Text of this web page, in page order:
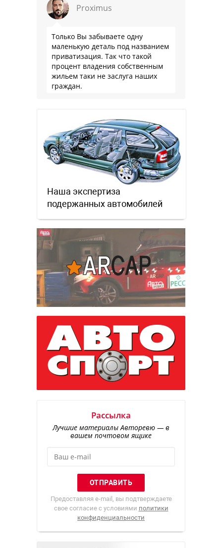
Proximus
Только Вы забываете одну
маленькую деталь под названием
приватизация. Так что такой
процент владения собственным
жильем таки не заслуга наших
граждан.
Наша экспертиза
подержанных автомобилей
Рассылка
Лучшие материалы Авторевю — в
вашем почтовом ящике
Предоставляя e-mail, вы подтверждаете
свое согласие с условиями политики
конфиденциальности